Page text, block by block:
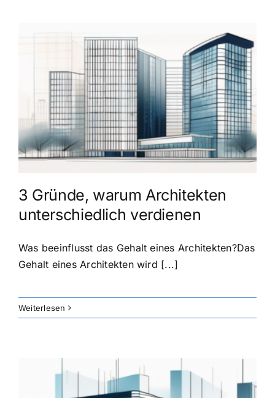
3 Gründe, warum Architekten
unterschiedlich verdienen
Was beeinflusst das Gehalt eines Architekten?Das
Gehalt eines Architekten wird [...]
Weiterlesen